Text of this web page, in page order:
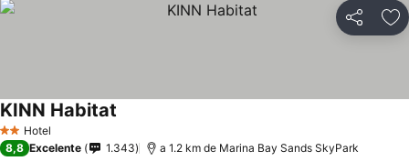
Partilhar
2 Estrelas
Hotel
KINN Habitat
8,8 Excelente 1.343 a 1.2 km de Marina Bay Sands SkyPark